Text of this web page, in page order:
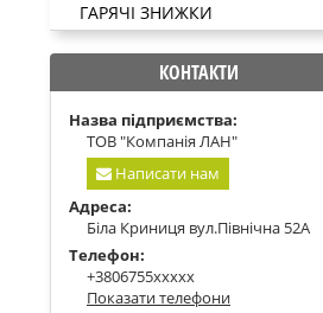
ГАРЯЧІ ЗНИЖКИ
КОНТАКТИ
Назва підприємства:
ТОВ "Компанія ЛАН"
Написати нам
Адреса:
Біла Криниця вул.Північна 52А
Телефон:
+3806755xxxxx
Показати телефони